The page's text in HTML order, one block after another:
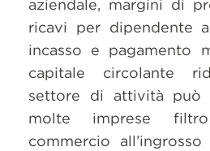
aziendale, margini di
ricavi per dipendente
incasso e pagamento
capitale circolante
settore di attività può
molte imprese
commercio